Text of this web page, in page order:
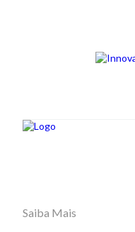
Saiba Mais